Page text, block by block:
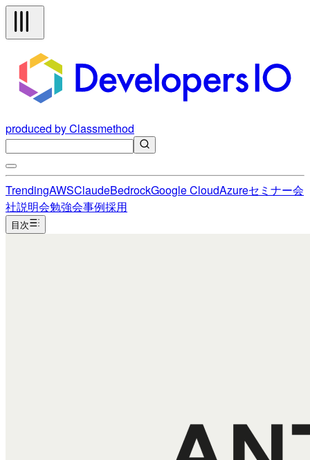
produced by Classmethod
TrendingAWSClaudeBedrockGoogle CloudAzureセミナー会
社説明会勉強会事例採用
目次